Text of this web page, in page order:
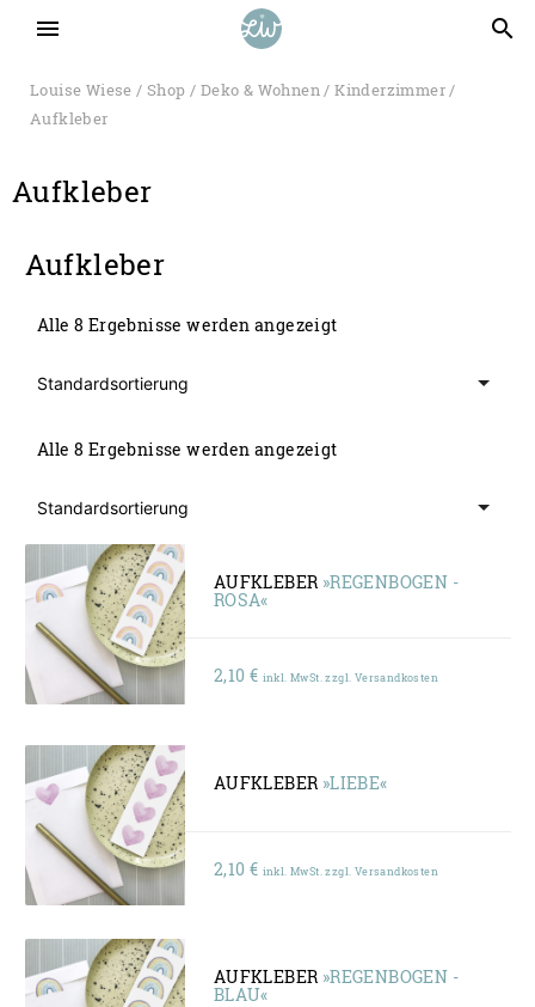
menu search
Louise Wiese / Shop / Deko & Wohnen /Kinderzimmer /
Aufkleber
Aufkleber
Aufkleber
Alle 8 Ergebnisse werden angezeigt
Alle 8 Ergebnisse werden angezeigt
AUFKLEBER »REGENBOGEN -
ROSA«
2,10 € inkl. MwSt. zzgl. Versandkosten
AUFKLEBER »LIEBE«
2,10 € inkl. MwSt. zzgl. Versandkosten
AUFKLEBER »REGENBOGEN -
BLAU«